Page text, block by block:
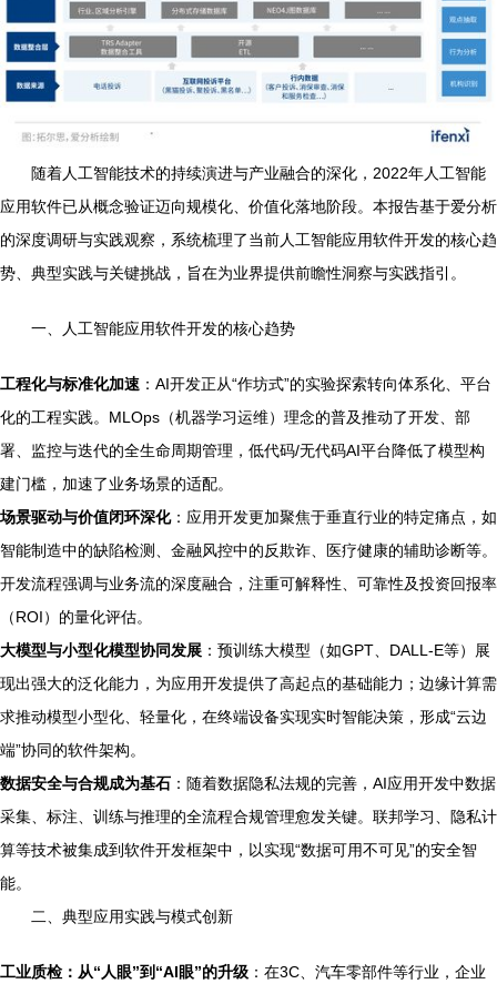
随着人工智能技术的持续演进与产业融合的深化，2022年人工智能
应用软件已从概念验证迈向规模化、价值化落地阶段。本报告基于爱分析
的深度调研与实践观察，系统梳理了当前人工智能应用软件开发的核心趋
势、典型实践与关键挑战，旨在为业界提供前瞻性洞察与实践指引。
一、人工智能应用软件开发的核心趋势
工程化与标准化加速 ：AI开发正从“作坊式”的实验探索转向体系化、平台
化的工程实践。MLOps（机器学习运维）理念的普及推动了开发、部
署、监控与迭代的全生命周期管理，低代码/无代码AI平台降低了模型构
建门槛，加速了业务场景的适配。
场景驱动与价值闭环深化：应用开发更加聚焦于垂直行业的特定痛点，如
智能制造中的缺陷检测、金融风控中的反欺诈、医疗健康的辅助诊断等。
开发流程强调与业务流的深度融合，注重可解释性、可靠性及投资回报率
（ROI）的量化评估。
大模型与小型化模型协同发展 ：预训练大模型（如GPT、DALL-E等）展
现出强大的泛化能力，为应用开发提供了高起点的基础能力；边缘计算需
求推动模型小型化、轻量化，在终端设备实现实时智能决策，形成“云边
端”协同的软件架构。
数据安全与合规成为基石 ：随着数据隐私法规的完善，AI应用开发中数据
采集、标注、训练与推理的全流程合规管理愈发关键。联邦学习、隐私计
算等技术被集成到软件开发框架中，以实现“数据可用不可见”的安全智
能。
二、典型应用实践与模式创新
工业质检：从“人眼”到“AI眼”的升级 ：在3C、汽车零部件等行业，企业